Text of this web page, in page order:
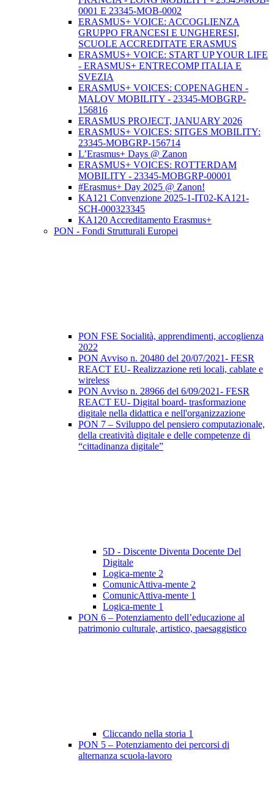
0001 E 23345-MOB-0002
ERASMUS+ VOICE: ACCOGLIENZA
GRUPPO FRANCESI E UNGHERESI,
SCUOLE ACCREDITATE ERASMUS
ERASMUS+ VOICE: START UP YOUR LIFE
- ERASMUS+ ENTRECOMP ITALIA E
SVEZIA
ERASMUS+ VOICES: COPENAGHEN -
MALOV MOBILITY - 23345-MOBGRP-
156816
ERASMUS PROJECT, JANUARY 2026
ERASMUS+ VOICES: SITGES MOBILITY:
23345-MOBGRP-156714
L’Erasmus+ Days @ Zanon
ERASMUS+ VOICES: ROTTERDAM
MOBILITY - 23345-MOBGRP-00001
#Erasmus+ Day 2025 @ Zanon!
KA121 Convenzione 2025-1-IT02-KA121-
SCH-000323345
KA120 Accreditamento Erasmus+
PON - Fondi Strutturali Europei
PON FSE Socialità, apprendimenti, accoglienza
2022
PON Avviso n. 20480 del 20/07/2021- FESR
REACT EU- Realizzazione reti locali, cablate e
wireless
PON Avviso n. 28966 del 6/09/2021- FESR
REACT EU- Digital board- trasformazione
digitale nella didattica e nell'organizzazione
PON 7 – Sviluppo del pensiero computazionale,
della creatività digitale e delle competenze di
“cittadinanza digitale”
5D - Discente Diventa Docente Del
Digitale
Logica-mente 2
ComunicAttiva-mente 2
ComunicAttiva-mente 1
Logica-mente 1
PON 6 – Potenziamento dell’educazione al
patrimonio culturale, artistico, paesaggistico
Cliccando nella storia 1
PON 5 – Potenziamento dei percorsi di
alternanza scuola-lavoro